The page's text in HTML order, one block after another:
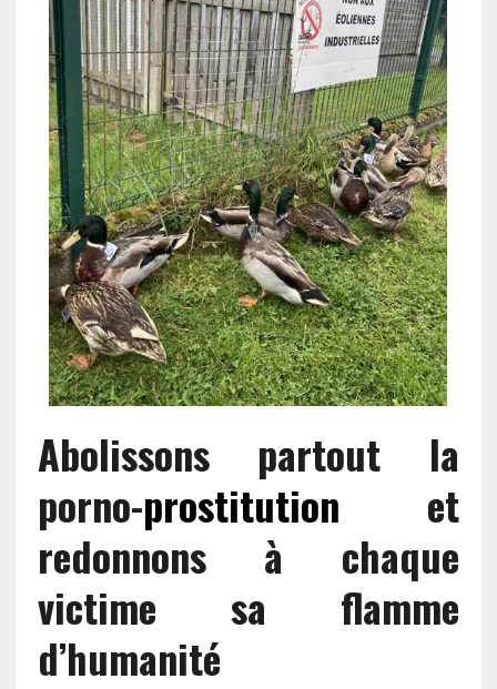
Abolissons partout la
porno-prostitution et
redonnons à chaque
victime sa flamme
d’humanité